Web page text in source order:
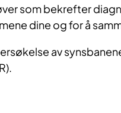
som bekrefter
dine og for å
av